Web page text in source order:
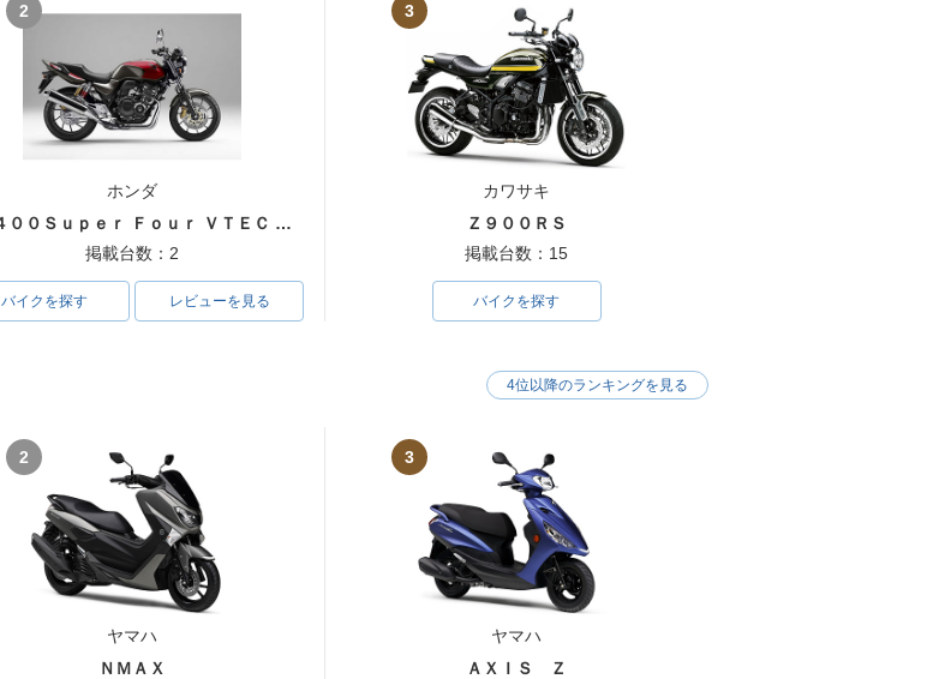
2
ホンダ
ＣＢ４００Ｓｕｐｅｒ Ｆｏｕｒ ＶＴＥＣ ＳＰＥＣ３
掲載台数：2
バイクを探す レビューを見る
3
カワサキ
Ｚ９００ＲＳ
掲載台数：15
バイクを探す
2
ヤマハ
ＮＭＡＸ
3
ヤマハ
ＡＸＩＳ Ｚ
4位以降のランキングを見る